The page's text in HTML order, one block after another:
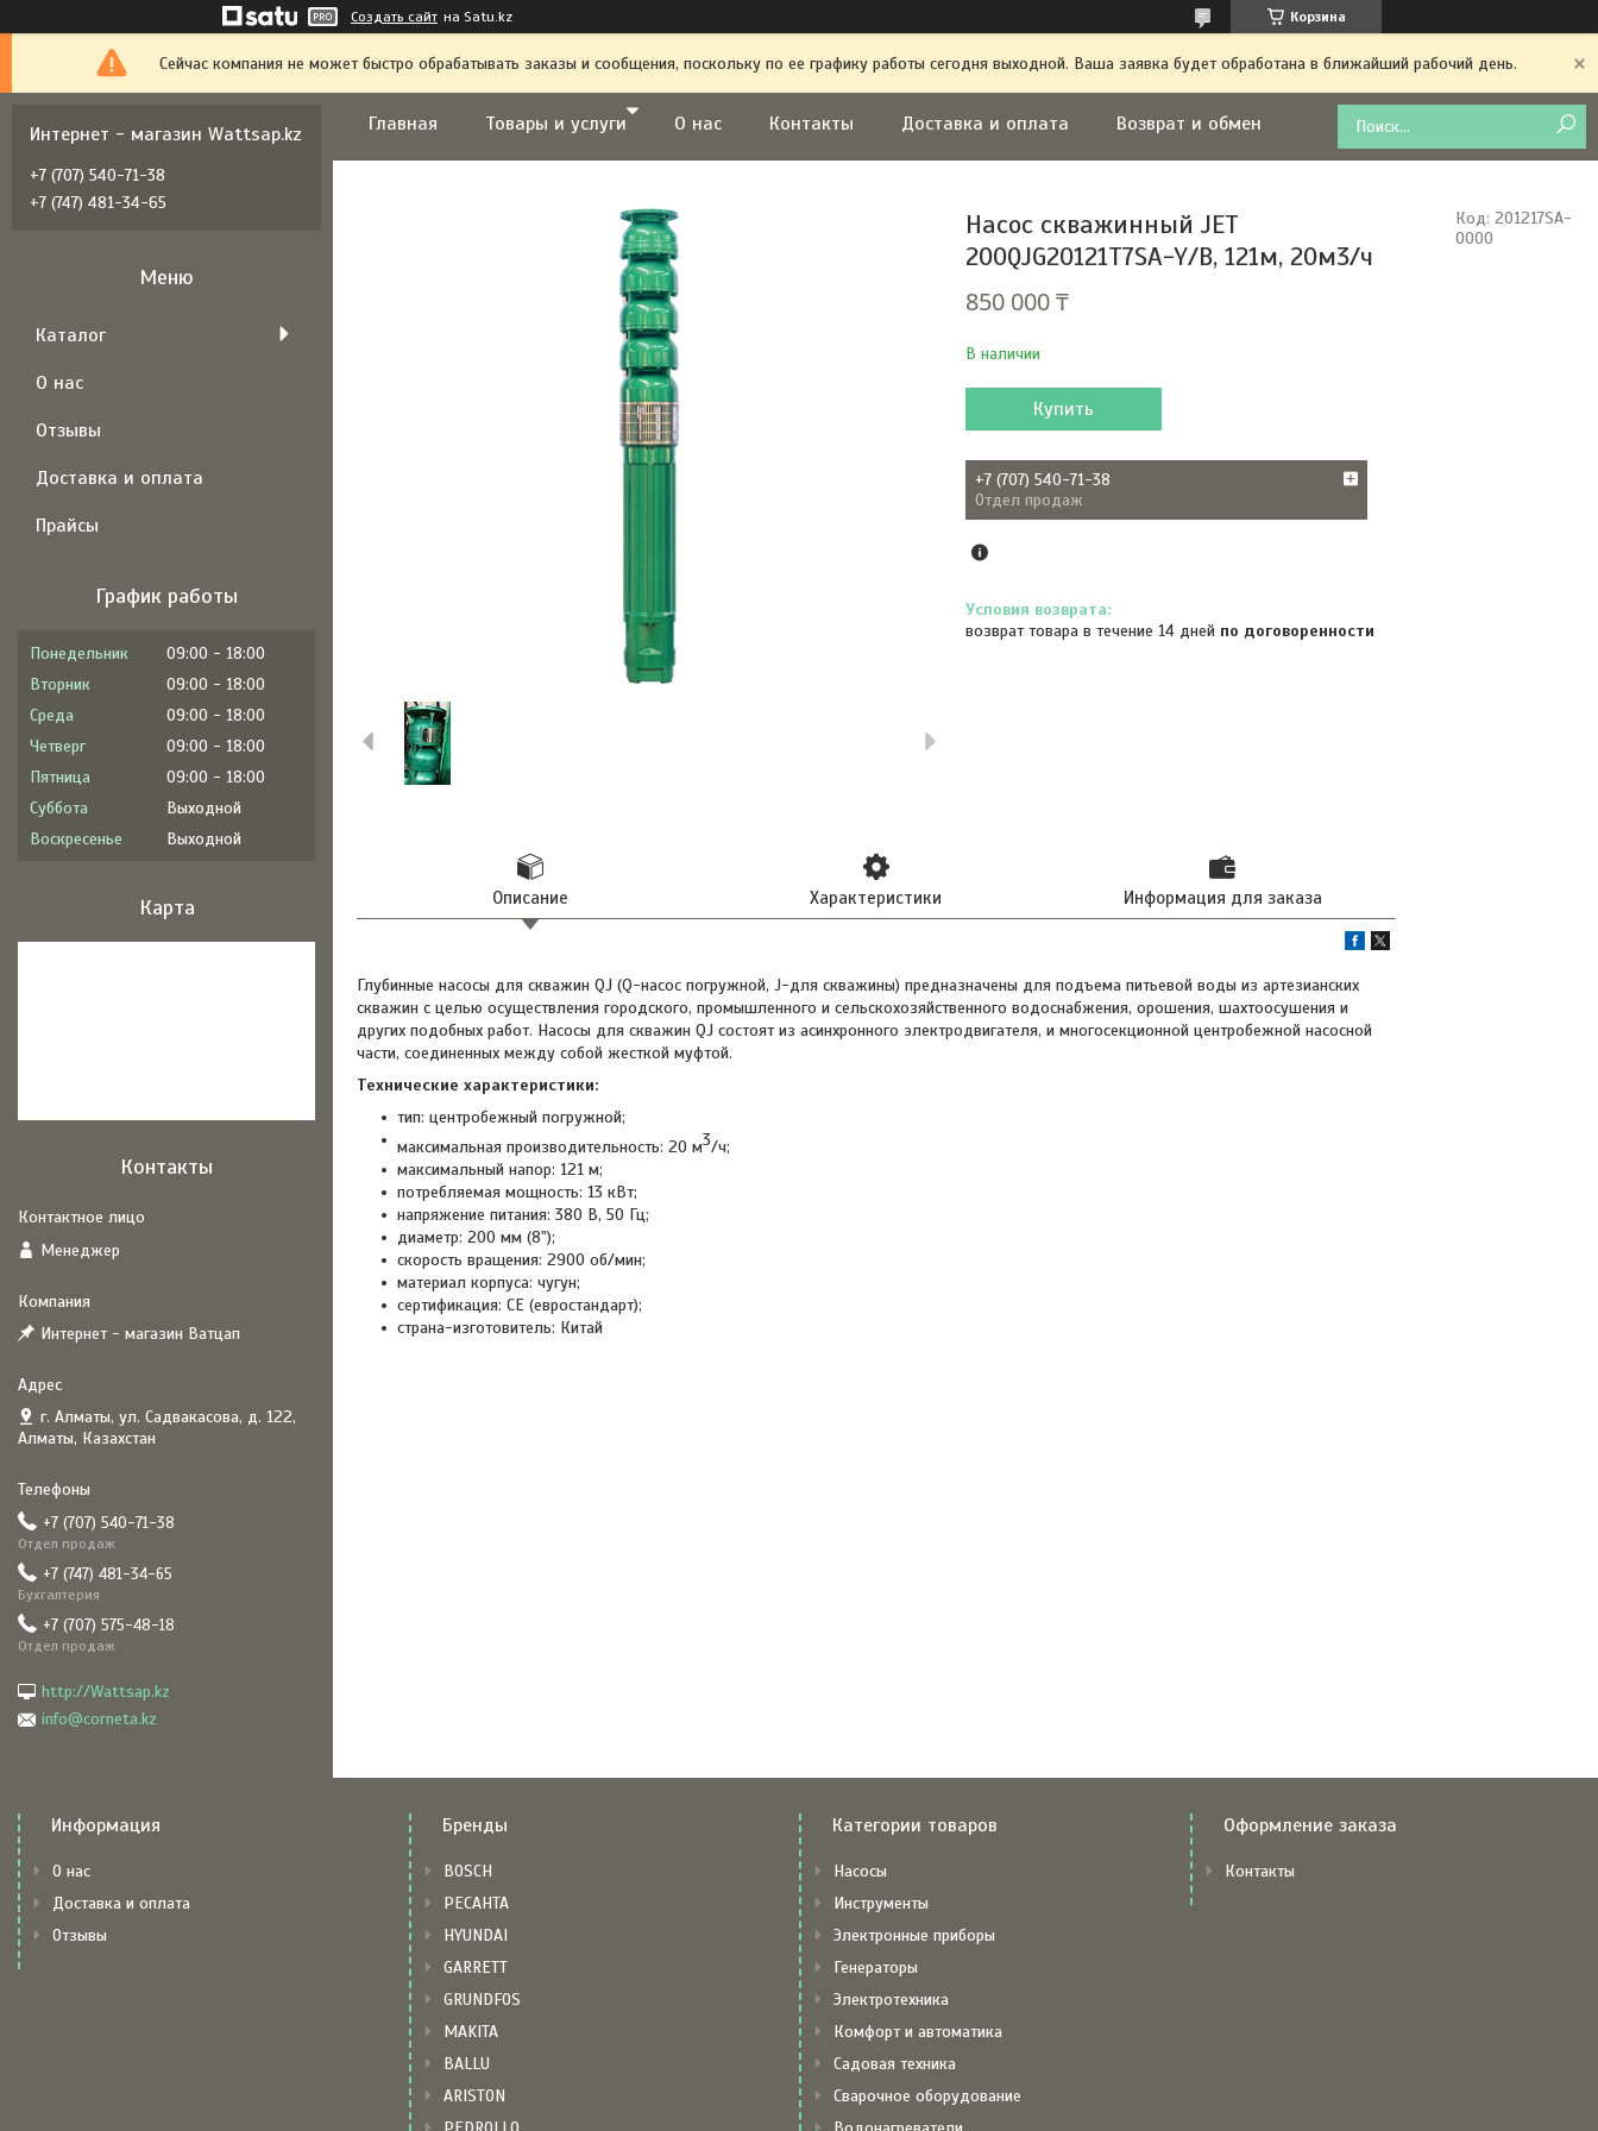
Создать сайт на Satu.kz Корзина
Сейчас компания не может быстро обрабатывать заказы и сообщения, поскольку по ее графику работы сегодня выходной. Ваша заявка будет обработана в ближайший рабочий день.
Главная Товары и услуги О нас Контакты Доставка и оплата Возврат и обмен
Насос скважинный JET
200QJG20121T7SA-Y/B, 121м, 20м3/ч
850 000 ₸
В наличии
Код: 201217SA-
0000
Купить
+7 (707) 540-71-38
Отдел продаж
возврат товара в течение 14 дней по договоренности
Описание Характеристики Информация для заказа
Глубинные насосы для скважин QJ (Q-насос погружной, J-для скважины) предназначены для подъема питьевой воды из артезианских
скважин с целью осуществления городского, промышленного и сельскохозяйственного водоснабжения, орошения, шахтоосушения и
других подобных работ. Насосы для скважин QJ состоят из асинхронного электродвигателя, и многосекционной центробежной насосной
части, соединенных между собой жесткой муфтой.
Технические характеристики:
тип: центробежный погружной;
максимальная производительность: 20 м3/ч;
максимальный напор: 121 м;
потребляемая мощность: 13 кВт;
напряжение питания: 380 В, 50 Гц;
диаметр: 200 мм (8");
скорость вращения: 2900 об/мин;
материал корпуса: чугун;
сертификация: CE (евростандарт);
страна-изготовитель: Китай
Интернет - магазин Wattsap.kz
+7 (707) 540-71-38
+7 (747) 481-34-65
Каталог
О нас
Отзывы
Доставка и оплата
Прайсы
График работы
Понедельник 09:00
18:00
Вторник
09:00
18:00
Среда
09:00
18:00
Четверг
09:00
18:00
Пятница
09:00
18:00
Суббота
Выходной
Воскресенье
Выходной
Карта
Контакты
Менеджер
Интернет - магазин Ватцап
г. Алматы, ул. Садвакасова, д. 122,
Алматы, Казахстан
+7 (707) 540-71-38
Отдел продаж
+7 (747) 481-34-65
Бухгалтерия
+7 (707) 575-48-18
Отдел продаж
http://Wattsap.kz
info@corneta.kz
Информация
О нас
Доставка и оплата
Отзывы
Бренды
BOSCH
РЕСАНТА
HYUNDAI
GARRETT
GRUNDFOS
MAKITA
BALLU
ARISTON
Категории товаров
Насосы
Инструменты
Электронные приборы
Генераторы
Электротехника
Комфорт и автоматика
Садовая техника
Сварочное оборудование
Оформление заказа
Контакты